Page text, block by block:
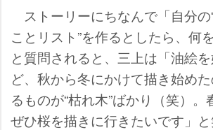
ストーリーにちなんで「自分の
ことリスト”を作るとしたら、何
と質問されると、三上は「油絵
ど、秋から冬にかけて描き始め
るものが“枯れ木”ばかり（笑）。
ぜひ桜を描きに行きたいです」